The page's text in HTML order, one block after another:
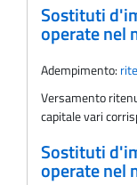
Sostituti
operate nel
Adempimento:
Versamento
capitale vari
Sostituti
operate nel